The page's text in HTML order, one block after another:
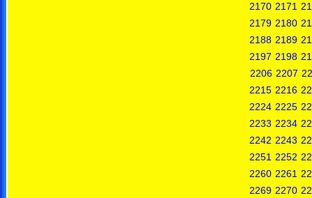
2170 2171
2179 2180
2188 2189
2197 2198
2206 2207
2215 2216
2224 2225
2233 2234
2242 2243
2251 2252
2260 2261
2269 2270